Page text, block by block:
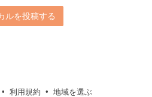
ルを投稿する
利用規約
地域を選ぶ